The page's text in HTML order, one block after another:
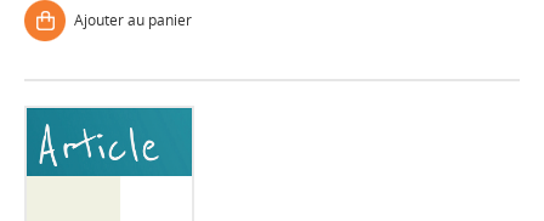
Ajouter au panier